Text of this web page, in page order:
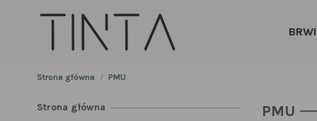
BRWI
Strona główna PMU
PMU
Strona główna